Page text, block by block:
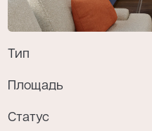
персональных
политикой
Тип
Площадь
Статус